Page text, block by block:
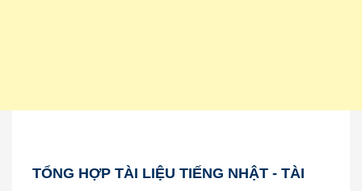
TỔNG HỢP TÀI LIỆU TIẾNG NHẬT - TÀI